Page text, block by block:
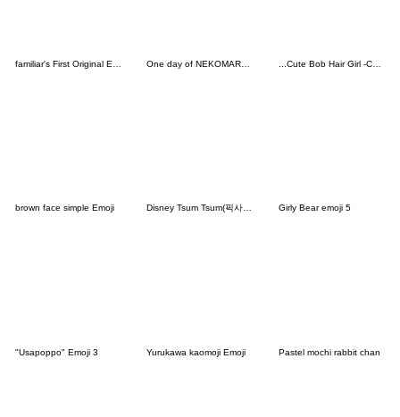
...Cute Bob Hair Girl -Chic Color-...
brown face simple Emoji Disney Tsum Tsum(픽사 버전) 이모티콘 Girly Bear emoji 5
"Usapoppo" Emoji 3 Yurukawa kaomoji Emoji Pastel mochi rabbit chan